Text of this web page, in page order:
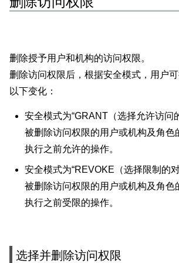
删除授予用户和机构的访问权限。
删除访问权限后，根据安全模式，用户
以下变化：
安全模式为“GRANT（选择允许访问
被删除访问权限的用户或机构及角色
执行之前允许的操作。
安全模式为“REVOKE（选择限制的对
被删除访问权限的用户或机构及角色
执行之前受限的操作。
选择并删除访问权限